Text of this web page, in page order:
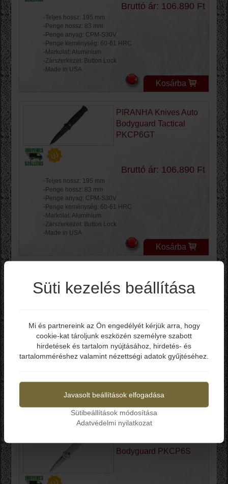
Bruttó ár: 106.890 Ft
-Teljes hossz: 195 mm
-Penge hossz: 83 mm
-Penge anyag: CPM-S30V
-Penge keménység: 60-61 HRC
-Markolat: Alumínium
-Zárszerkezet: Button Lock
-Made in USA
Kosárba
PIRANHA Knives Auto
Bodyguard Tactical
PKCP6GT
Bruttó ár: 106.890 Ft
-Teljes hossz: 195 mm
-Penge hossz: 83 mm
-Penge anyag: CPM-S30V
-Penge keménység: 60-61 HRC
-Markolat: Alumínium
-Zárszerkezet: Button Lock
-Made in USA
Kosárba
Bodyguard PKCP6CT
Bruttó ár: 110.290 Ft
-Teljes hossz: 196 mm
-Penge hossz: 82 mm
-Made in USA
Kosárba
Bodyguard PKCP6S
Elmúltál már 18 éves?
Süti kezelés beállítása
Mi és partnereink az Ön engedélyét kérjük arra, hogy
cookie-kat tároljunk eszközén személyre szabott
hirdetések és tartalom nyújtásához, hirdetés- és
tartalomméréshez valamint nézettségi adatok gyűjtéséhez.
Javasolt beállítások elfogadása
Sütibeállítások módosítása
Adatvédelmi nyilatkozat